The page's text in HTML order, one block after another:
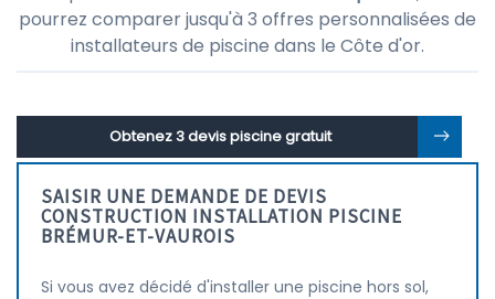
pourrez comparer jusqu'à 3 offres personnalisées de
installateurs de piscine dans le Côte d'or.
Obtenez 3 devis piscine gratuit
SAISIR UNE DEMANDE DE DEVIS
CONSTRUCTION INSTALLATION PISCINE
BRÉMUR-ET-VAUROIS
Si vous avez décidé d'installer une piscine hors sol,